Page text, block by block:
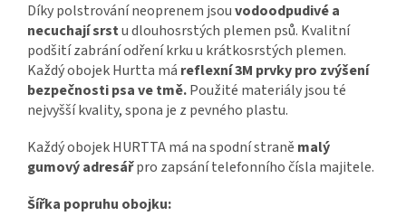
Díky polstrování neoprenem jsouvodoodpudivé a
necuchají srstu dlouhosrstých plemen psů. Kvalitní
podšití zabrání odření krku u krátkosrstých plemen.
Každý obojek Hurtta má reflexní 3M prvky pro zvýšení
bezpečnosti psa ve tmě.Použité materiály jsou té
nejvyšší kvality, spona je z pevného plastu.
Každý obojek HURTTA má na spodní straně malý
gumový adresářpro zapsání telefonního čísla majitele.
Šířka popruhu obojku: